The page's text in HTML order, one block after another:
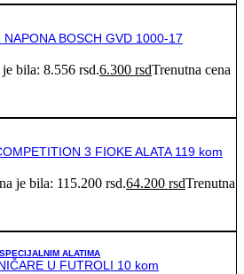
BOSCH GVD 1000-17
bila: 8.556 rsd.6.300 rsdTrenutna cena
3 FIOKE ALATA 119 kom
je bila: 115.200 rsd.64.200 rsdTrenutna
ALATIMA
U FUTROLI 10 kom